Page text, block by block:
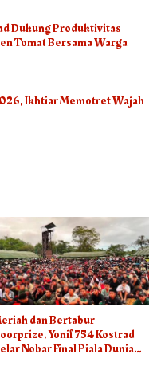
Dukung Produktivitas
Tomat Bersama Warga
Ikhtiar Memotret Wajah
dan Bertabur
Yonif 754 Kostrad
Nobar Final Piala Dunia